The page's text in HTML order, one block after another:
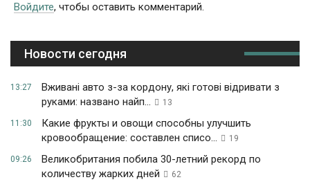
Войдите, чтобы оставить комментарий.
Новости сегодня
13:27
Вживані авто з-за кордону, які готові відривати з
руками: названо найп...
13
11:30
Какие фрукты и овощи способны улучшить
кровообращение: составлен списо...
19
09:26
Великобритания побила 30-летний рекорд по
количеству жарких дней
62